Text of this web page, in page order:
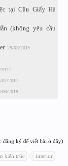
tại Cầu Giấy Hà
(không yêu cầu
29/03/2015
07/2017
06/2018
đăng ký để viết bài ở đây)
kiến trúc interior